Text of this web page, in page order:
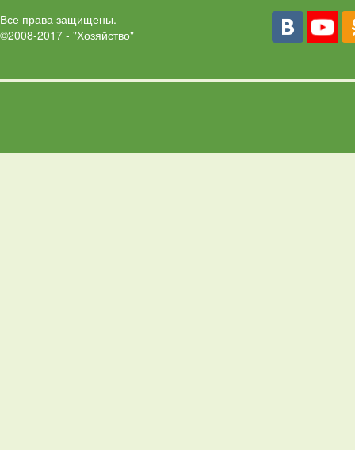
Все права защищены.
©2008-2017 - "Хозяйство"